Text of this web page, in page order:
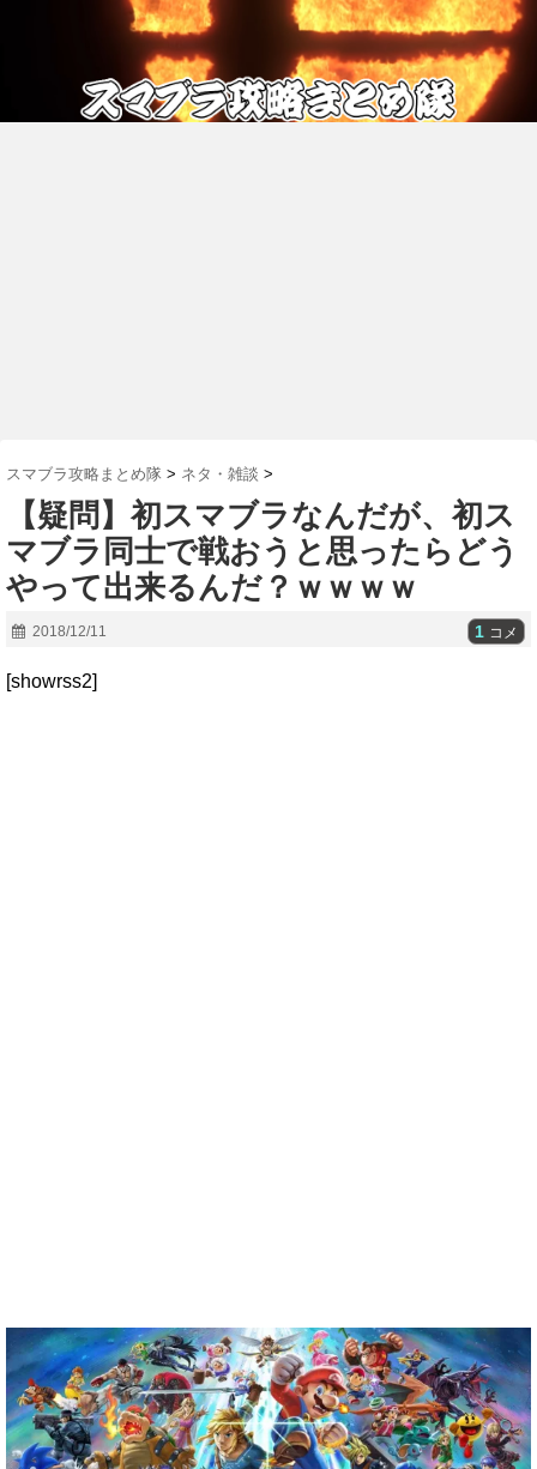
スマブラ攻略まとめ隊 > ネタ・雑談 >
【疑問】初スマブラなんだが、初ス
マブラ同士で戦おうと思ったらどう
やって出来るんだ？ｗｗｗｗ
2018/12/11 1 コメ
[showrss2]